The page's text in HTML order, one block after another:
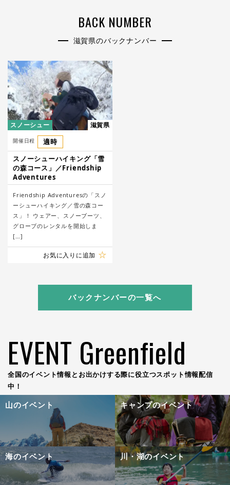
BACK NUMBER
滋賀県のバックナンバー
スノーシュー 滋賀県
開催日程
適時
スノーシューハイキング「雪
の森コース」／Friendship
Adventures
Friendship Adventuresの「スノ
ーシューハイキング／雪の森コー
ス」！ ウェアー、スノーブーツ、
グローブのレンタルを開始しま
[…]
お気に入りに追加
バックナンバーの一覧へ
EVENT Greenfield
全国のイベント情報とお出かけする際に役立つスポット情報配信
中！
山のイベント キャンプのイベント
海のイベント 川・湖のイベント